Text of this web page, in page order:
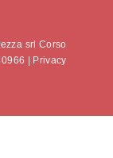
srl Corso
|
Privacy